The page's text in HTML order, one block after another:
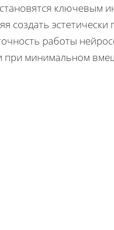
ключевым
создать
работы
минимальном